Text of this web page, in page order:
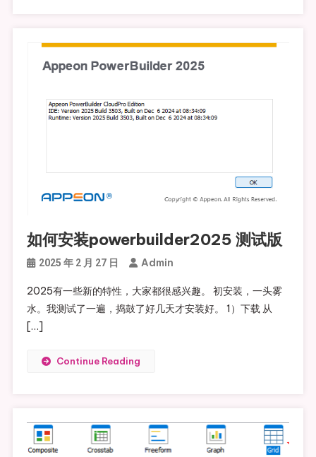
如何安装powerbuilder2025 测试版
2025 年 2 月 27 日 Admin
2025有一些新的特性，大家都很感兴趣。 初安装，一头雾
水。我测试了一遍，捣鼓了好几天才安装好。 1）下载 从
[…]
Continue Reading